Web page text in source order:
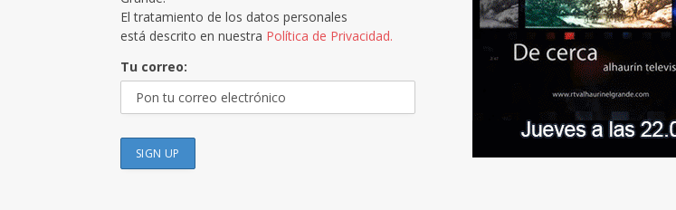
El tratamiento de los datos personales
está descrito en nuestra Política de Privacidad.
Tu correo: